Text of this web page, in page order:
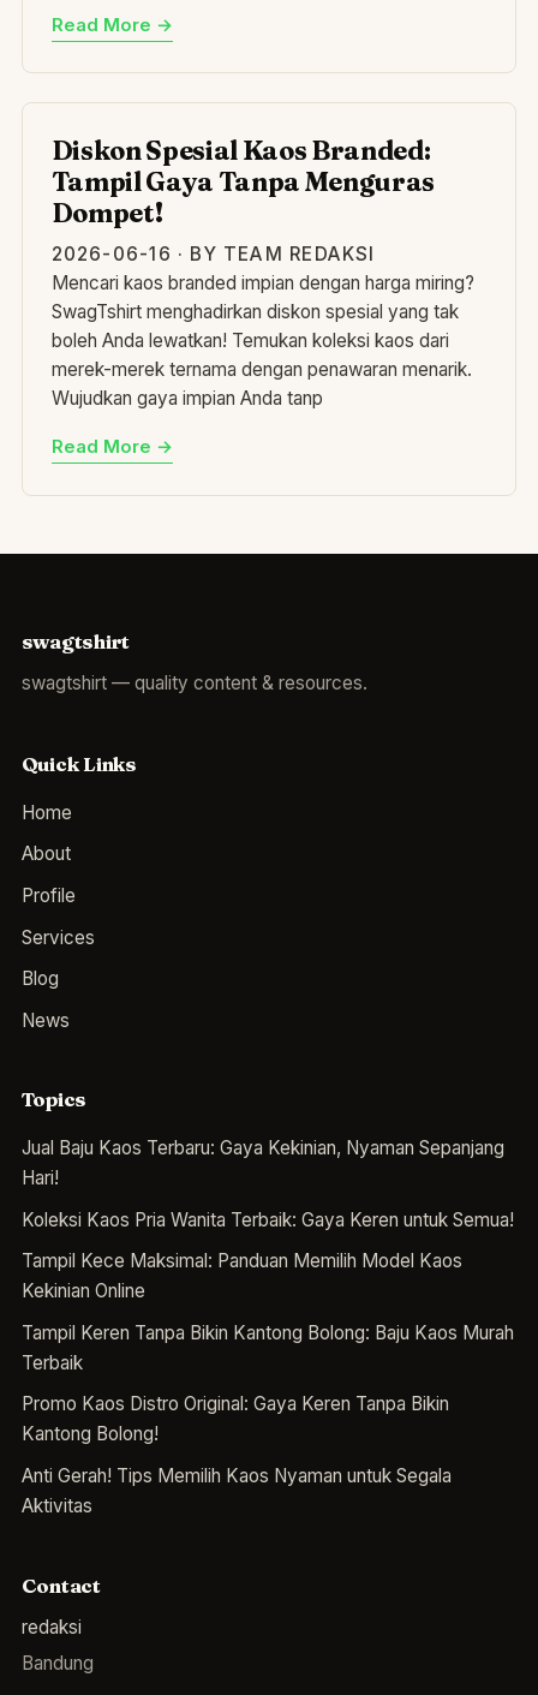
Read More →
DI
Diskon Spesial Kaos Branded:
Tampil Gaya Tanpa Menguras
Dompet!
2026-06-16 · BY TEAM REDAKSI
Mencari kaos branded impian dengan harga miring?
SwagTshirt menghadirkan diskon spesial yang tak
boleh Anda lewatkan! Temukan koleksi kaos dari
merek-merek ternama dengan penawaran menarik.
Wujudkan gaya impian Anda tanp
Read More →
swagtshirt
swagtshirt — quality content & resources.
Quick Links
Home
About
Profile
Services
Blog
News
Topics
Jual Baju Kaos Terbaru: Gaya Kekinian, Nyaman Sepanjang
Hari!
Koleksi Kaos Pria Wanita Terbaik: Gaya Keren untuk Semua!
Tampil Kece Maksimal: Panduan Memilih Model Kaos
Kekinian Online
Tampil Keren Tanpa Bikin Kantong Bolong: Baju Kaos Murah
Terbaik
Promo Kaos Distro Original: Gaya Keren Tanpa Bikin
Kantong Bolong!
Anti Gerah! Tips Memilih Kaos Nyaman untuk Segala
Aktivitas
Contact
redaksi
Bandung